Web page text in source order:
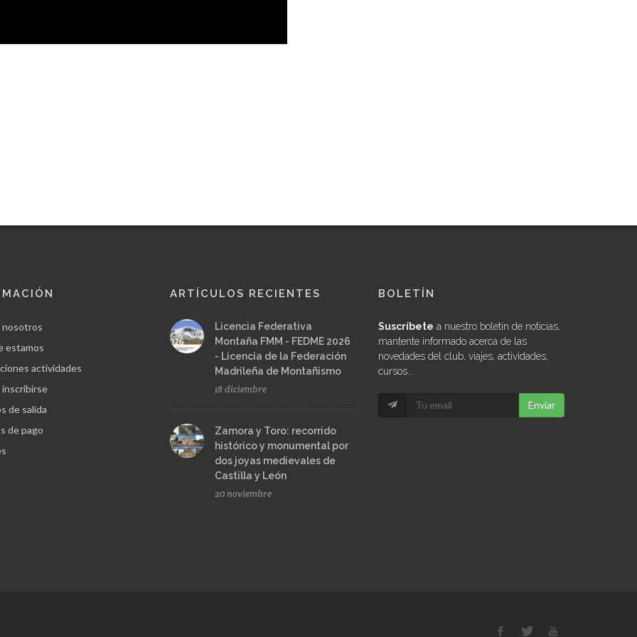
nosotros
estamos
actividades
inscribirse
de salida
de pago
ARTÍCULOS RECIENTES
Licencia Federativa
Montaña FMM - FEDME 2026
- Licencia de la Federación
Madrileña de Montañismo
18 diciembre
Zamora y Toro: recorrido
histórico y monumental por
dos joyas medievales de
Castilla y León
20 noviembre
BOLETÍN
Suscríbete a nuestro boletín de noticias,
mantente informado acerca de las
novedades del club, viajes, actividades,
cursos...
Enviar